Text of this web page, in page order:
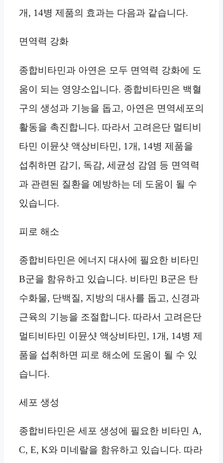
개, 14병 제품의 효과는 다음과 같습니다.
면역력 강화
종합비타민과 아연은 모두 면역력 강화에 도
움이 되는 영양소입니다. 종합비타민은 백혈
구의 생성과 기능을 돕고, 아연은 면역세포의
활동을 촉진합니다. 따라서 고려은단 멀티비
타민 이뮨샷 액상비타민, 1개, 14병 제품을
섭취하면 감기, 독감, 세균성 감염 등 면역력
과 관련된 질환을 예방하는 데 도움이 될 수
있습니다.
피로 해소
종합비타민은 에너지 대사에 필요한 비타민
B군을 함유하고 있습니다. 비타민 B군은 탄
수화물, 단백질, 지방의 대사를 돕고, 신경과
근육의 기능을 조절합니다. 따라서 고려은단
멀티비타민 이뮨샷 액상비타민, 1개, 14병 제
품을 섭취하면 피로 해소에 도움이 될 수 있
습니다.
세포 생성
종합비타민은 세포 생성에 필요한 비타민 A,
C, E, K와 미네랄을 함유하고 있습니다. 따라